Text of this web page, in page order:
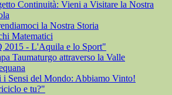
Continuità: Vieni a Visitare la Nostra
la Nostra Storia
Matematici
2015 - L'Aquila e lo Sport"
Taumaturgo attraverso la Valle
i Sensi del Mondo: Abbiamo Vinto!
e tu?"